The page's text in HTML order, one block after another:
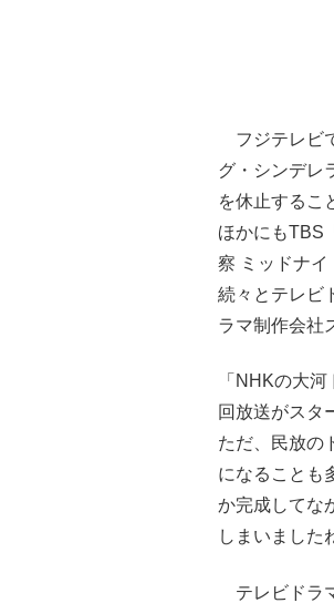
フジテレビ
グ・シンデレ
を休止するこ
ほかにもTBS
察 ミッドナイ
続々とテレビ
ラマ制作会社
「NHKの大
回放送がスタ
ただ、民放の
になることも
か完成してな
しまいました
テレビドラ